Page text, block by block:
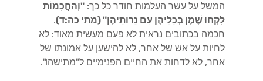
המשל על עשר העלמות חודר כל כך: "וְהַחֲכָמוֹת
לָקְחוּ שֶׁמֶן בְּכֵלֵיהֶן עִם נֵרוֹתֵיהֶן" (מתי כה:ד).
חכמה בכתובים נראית לא פעם מעשית מאוד: לא
לחיות על אש של אחר, לא להישען על אמונתו של
אחר, לא לדחות את החיים הפנימיים ל"מתישהו".